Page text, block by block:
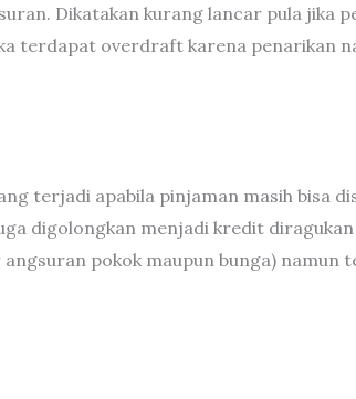
Dikatakan kurang lancar pula jika
terdapat overdraft karena penarikan
terjadi apabila pinjaman masih bisa
digolongkan menjadi kredit
pokok maupun bunga)